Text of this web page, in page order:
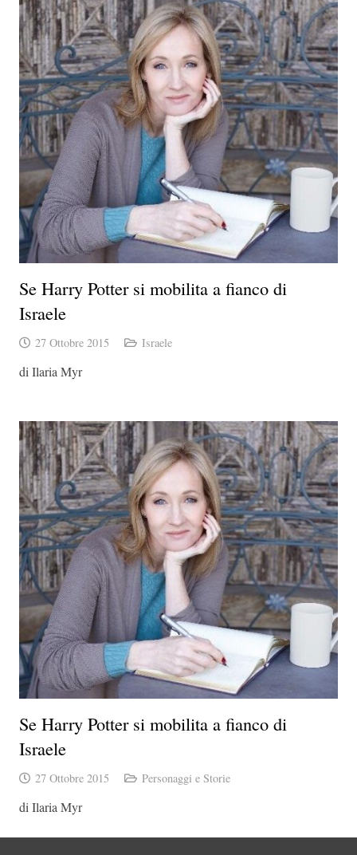
Se Harry Potter si mobilita a fianco di
Israele
27 Ottobre 2015 Israele
di Ilaria Myr
Se Harry Potter si mobilita a fianco di
Israele
27 Ottobre 2015 Personaggi e Storie
di Ilaria Myr